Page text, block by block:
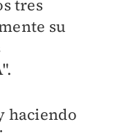
tres
su
haciendo